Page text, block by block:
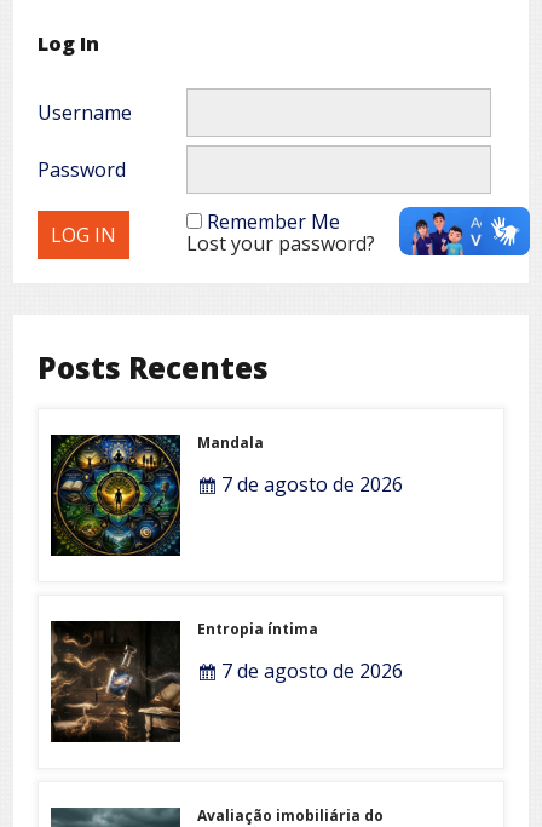
Log In
Username
Password
Remember Me
Lost your password?
Posts Recentes
Mandala
7 de agosto de 2026
Entropia íntima
7 de agosto de 2026
Avaliação imobiliária do